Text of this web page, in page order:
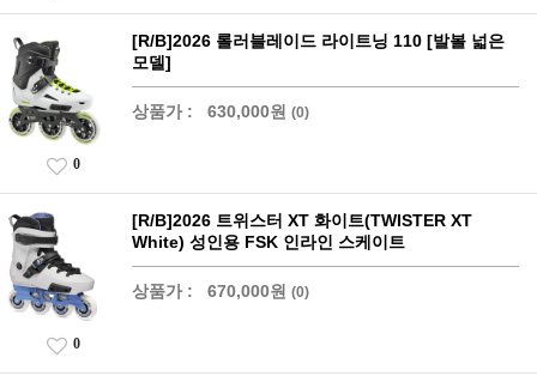
[R/B]2026 롤러블레이드 라이트닝 110 [발볼 넓은
모델]
상품가 : 630,000원 (0)
0
[R/B]2026 트위스터 XT 화이트(TWISTER XT
White) 성인용 FSK 인라인 스케이트
상품가 : 670,000원 (0)
0